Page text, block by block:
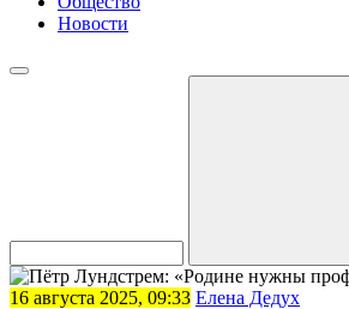
Новости
16 августа 2025, 09:33 Елена Дедух